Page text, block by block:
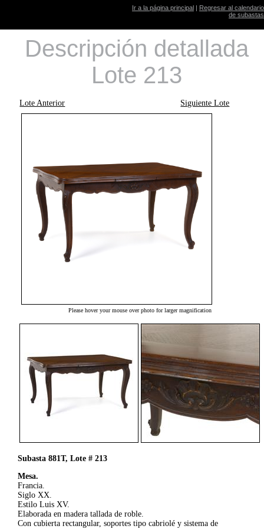
Ir a la página principal | Regresar al calendario
de subastas
Descripción detallada
Lote 213
Lote Anterior Siguiente Lote
Please hover your mouse over photo for larger magnification
Subasta 881T, Lote # 213
Mesa.
Francia.
Siglo XX.
Estilo Luis XV.
Elaborada en madera tallada de roble.
Con cubierta rectangular, soportes tipo cabriolé y sistema de